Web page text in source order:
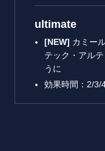
ultimate
[NEW] カミー
テック・アル
うに
効果時間：2/3/